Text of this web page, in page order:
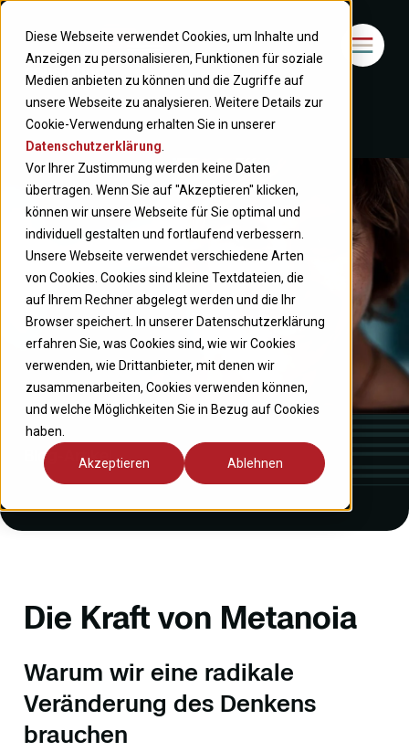
Diese Webseite verwendet Cookies, um Inhalte und
Anzeigen zu personalisieren, Funktionen für soziale
Medien anbieten zu können und die Zugriffe auf
unsere Webseite zu analysieren. Weitere Details zur
Cookie-Verwendung erhalten Sie in unserer
Datenschutzerklärung
Vor Ihrer Zustimmung werden keine Daten
übertragen. Wenn Sie auf "Akzeptieren" klicken,
können wir unsere Webseite für Sie optimal und
individuell gestalten und fortlaufend verbessern.
Unsere Webseite verwendet verschiedene Arten
von Cookies. Cookies sind kleine Textdateien, die
auf Ihrem Rechner abgelegt werden und die Ihr
Browser speichert. In unserer Datenschutzerklärung
erfahren Sie, was Cookies sind, wie wir Cookies
verwenden, wie Drittanbieter, mit denen wir
zusammenarbeiten, Cookies verwenden können,
und welche Möglichkeiten Sie in Bezug auf Cookies
haben.
Akzeptieren Ablehnen
Blog-Artikel
Die Kraft von Metanoia
Warum wir eine radikale
Veränderung des Denkens
brauchen